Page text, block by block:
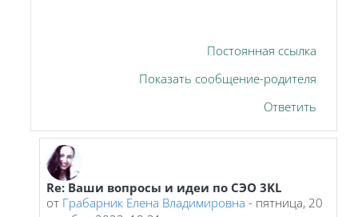
Постоянная ссылка
Показать сообщение-родителя
Ответить
В ответ на Святогорская Наталья Владимировна
Re: Ваши вопросы и идеи по СЭО 3KL
от Грабарник Елена Владимировна - пятница, 20